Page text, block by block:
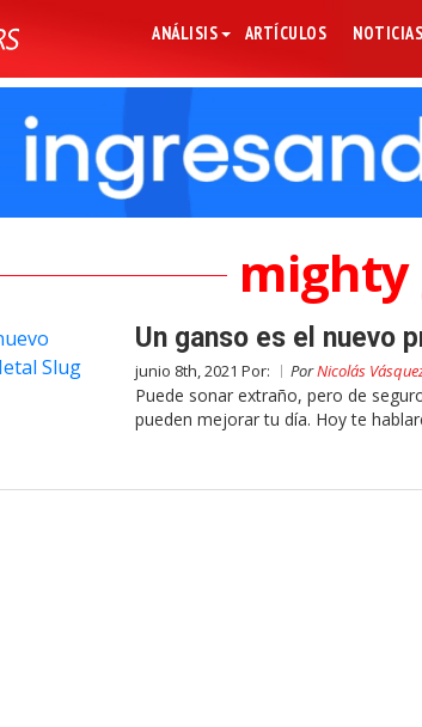
ANÁLISIS ARTÍCULOS NOTICIAS
mighty
Un ganso es el nuevo
junio 8th, 2021 Por: PorNicolás
Puede sonar extraño, pero de
pueden mejorar tu día. Hoy te